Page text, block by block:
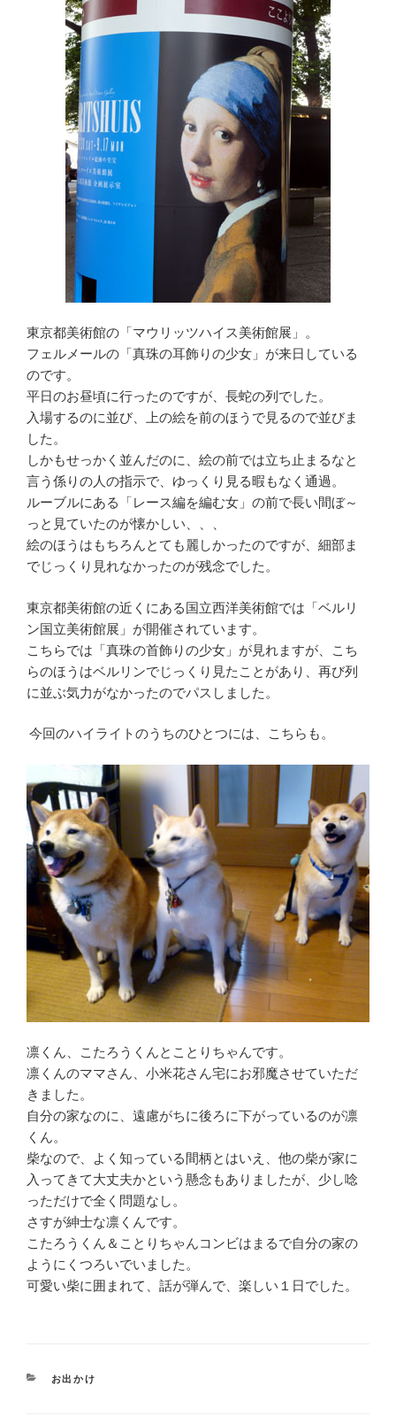
東京都美術館の「マウリッツハイス美術館展」。
フェルメールの「真珠の耳飾りの少女」が来日している
のです。
平日のお昼頃に行ったのですが、長蛇の列でした。
入場するのに並び、上の絵を前のほうで見るので並びま
した。
しかもせっかく並んだのに、絵の前では立ち止まるなと
言う係りの人の指示で、ゆっくり見る暇もなく通過。
ルーブルにある「レース編を編む女」の前で長い間ぼ～
っと見ていたのが懐かしい、、、
絵のほうはもちろんとても麗しかったのですが、細部ま
でじっくり見れなかったのが残念でした。
東京都美術館の近くにある国立西洋美術館では「ベルリ
ン国立美術館展」が開催されています。
こちらでは「真珠の首飾りの少女」が見れますが、こち
らのほうはベルリンでじっくり見たことがあり、再び列
に並ぶ気力がなかったのでパスしました。
今回のハイライトのうちのひとつには、こちらも。
凛くん、こたろうくんとことりちゃんです。
凛くんのママさん、小米花さん宅にお邪魔させていただ
きました。
自分の家なのに、遠慮がちに後ろに下がっているのが凛
くん。
柴なので、よく知っている間柄とはいえ、他の柴が家に
入ってきて大丈夫かという懸念もありましたが、少し唸
っただけで全く問題なし。
さすが紳士な凛くんです。
こたろうくん＆ことりちゃんコンビはまるで自分の家の
ようにくつろいでいました。
可愛い柴に囲まれて、話が弾んで、楽しい１日でした。
CATEGORIES
お出かけ